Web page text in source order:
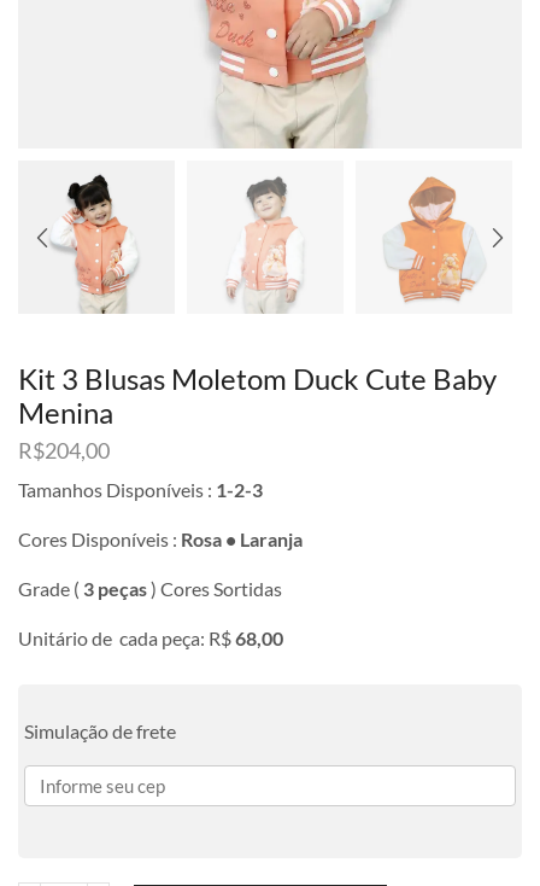
Kit 3 Blusas Moletom Duck Cute Baby
Menina
R$204,00
Tamanhos Disponíveis : 1-2-3
Cores Disponíveis : Rosa • Laranja
Grade ( 3 peças) Cores Sortidas
Unitário de cada peça: R$68,00
Simulação de frete